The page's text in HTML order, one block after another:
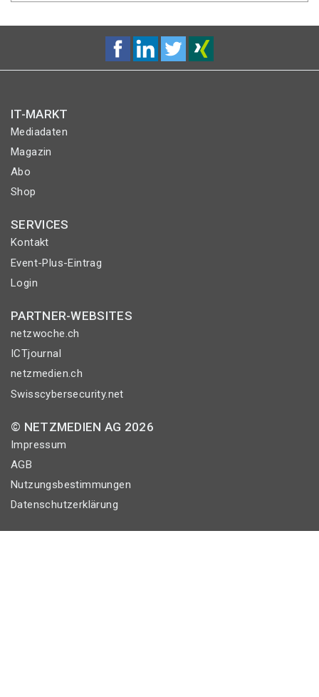
IT-MARKT
Mediadaten
Magazin
Abo
Shop
SERVICES
Kontakt
Event-Plus-Eintrag
Login
PARTNER-WEBSITES
netzwoche.ch
ICTjournal
netzmedien.ch
Swisscybersecurity.net
© NETZMEDIEN AG 2026
Impressum
AGB
Nutzungsbestimmungen
Datenschutzerklärung